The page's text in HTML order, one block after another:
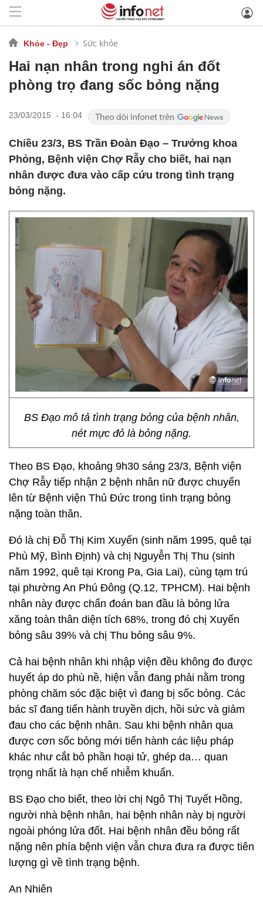
Khỏe - Đẹp Sức khỏe
Hai nạn nhân trong nghi án đốt
phòng trọ đang sốc bỏng nặng
23/03/2015 - 16:04
Chiều 23/3, BS Trần Đoàn Đạo – Trưởng khoa
Phỏng, Bệnh viện Chợ Rẫy cho biết, hai nạn
nhân được đưa vào cấp cứu trong tình trạng
bỏng nặng.
BS Đạo mô tả tình trạng bỏng của bệnh nhân,
nét mực đỏ là bỏng nặng.
Theo BS Đạo, khoảng 9h30 sáng 23/3, Bệnh viện
Chợ Rẫy tiếp nhận 2 bệnh nhân nữ được chuyển
lên từ Bệnh viện Thủ Đức trong tình trạng bỏng
nặng toàn thân.
Đó là chị Đỗ Thị Kim Xuyến (sinh năm 1995, quê tại
Phù Mỹ, Bình Định) và chị Nguyễn Thị Thu (sinh
năm 1992, quê tại Krong Pa, Gia Lai), cùng tạm trú
tại phường An Phú Đông (Q.12, TPHCM). Hai bệnh
nhân này được chẩn đoán ban đầu là bỏng lửa
xăng toàn thân diện tích 68%, trong đó chị Xuyến
bỏng sâu 39% và chị Thu bỏng sâu 9%.
Cả hai bệnh nhân khi nhập viện đều không đo được
huyết áp do phù nề, hiện vẫn đang phải nằm trong
phòng chăm sóc đặc biệt vì đang bị sốc bỏng. Các
bác sĩ đang tiến hành truyền dịch, hồi sức và giảm
đau cho các bệnh nhân. Sau khi bệnh nhân qua
được cơn sốc bỏng mới tiến hành các liệu pháp
khác như cắt bỏ phần hoại tử, ghép da… quan
trọng nhất là hạn chế nhiễm khuẩn.
BS Đạo cho biết, theo lời chị Ngô Thị Tuyết Hồng,
người nhà bệnh nhân, hai bệnh nhân này bị người
ngoài phóng lửa đốt. Hai bệnh nhân đều bỏng rất
nặng nên phía bệnh viện vẫn chưa đưa ra được tiên
lượng gì về tình trạng bệnh.
An Nhiên